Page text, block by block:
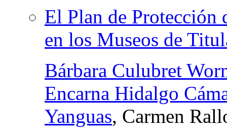
El Plan de Protección
en los Museos de
Bárbara Culubret
Encarna Hidalgo
Yanguas, Carmen